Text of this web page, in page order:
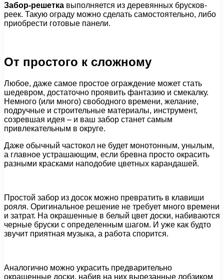
Забор-решетка выполняется из деревянных брусков-
реек. Такую ограду можно сделать самостоятельно, либо
приобрести готовые панели.
От простого к сложному
Любое, даже самое простое ограждение может стать
шедевром, достаточно проявить фантазию и смекалку.
Немного (или много) свободного времени, желание,
подручные и строительные материалы, инструмент,
созревшая идея – и ваш забор станет самым
привлекательным в округе.
Даже обычный частокол не будет монотонным, унылым,
а главное устрашающим, если бревна просто окрасить
разными красками наподобие цветных карандашей.
Простой забор из досок можно превратить в клавиши
рояля. Оригинальное решение не требует много времени
и затрат. На окрашенные в белый цвет доски, набиваются
черные бруски с определенным шагом. И уже как будто
звучит приятная музыка, а работа спорится.
Аналогично можно украсить предварительно
окрашенные доски, набив на них вырезанные лобзиком